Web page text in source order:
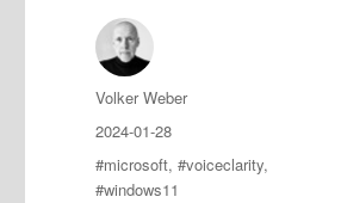
Author
Volker Weber
Posted
on
2024-01-28
Tags
#microsoft,#voiceclarity,
#windows11